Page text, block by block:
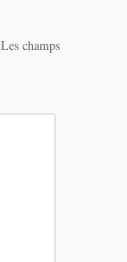
Les champs